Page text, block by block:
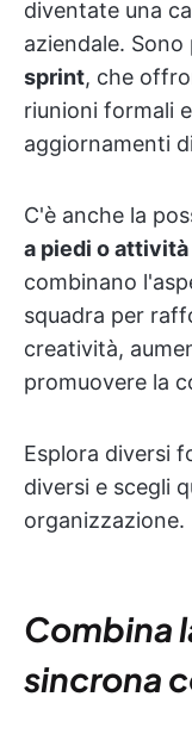
diventate una
aziendale.
sprint, che
riunioni formali
aggiornamenti
C'è anche la
a piedi o
combinano
squadra per
creatività,
promuovere la
Esplora diversi
diversi e scegli
organizzazione.
Combina
sincrona